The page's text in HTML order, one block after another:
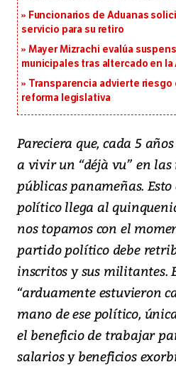
Funcionarios de Aduanas
servicio para su retiro
Mayer Mizrachi evalúa
municipales tras altercado en la
Transparencia advierte
reforma legislativa
Pareciera que, cada 5
a vivir un “déjà vu” en
públicas panameñas.
político llega al
nos topamos con el
partido político debe
inscritos y sus militantes.
“arduamente estuvieron
mano de ese político,
el beneficio de trabajar
salarios y beneficios